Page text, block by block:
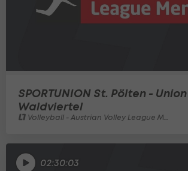
SPORTUNION St. Pölten - Union
Waldviertel
Volleyball - Austrian Volley League Men
02:30:03